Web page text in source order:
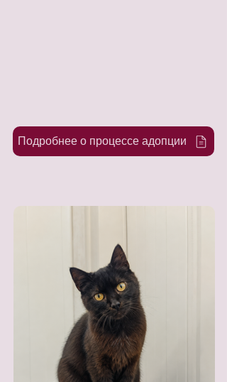
Подробнее о процессе адопции